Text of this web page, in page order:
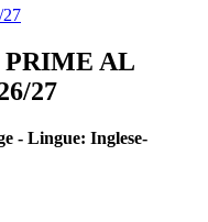
PRIME AL
27
- Lingue: Inglese-